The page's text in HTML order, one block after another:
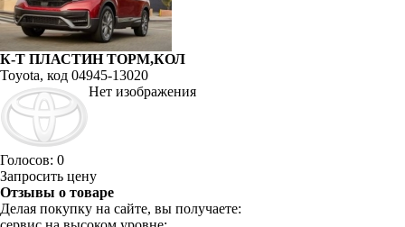
К-Т ПЛАСТИН ТОРМ,КОЛ
Toyota, код 04945-13020
Нет изображения
Голосов: 0
Запросить цену
Отзывы о товаре
Делая покупку на сайте, вы получаете: